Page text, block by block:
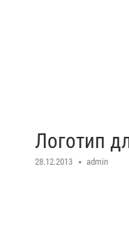
Логотип
28.12.2013 admin